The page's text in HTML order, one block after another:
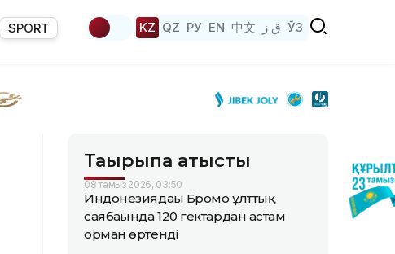
SPORT KZ QZ РУ EN 中文 ق ز ЎЗ
Тақырыпқа қатысты
08 тамыз 2026, 03:50
Индонезиядағы Бромо ұлттық
саябағында 120 гектардан астам
орман өртенді